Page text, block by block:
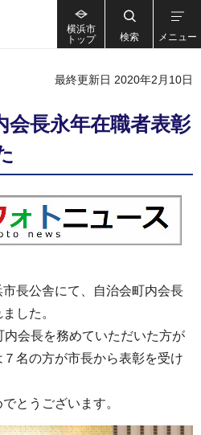
横浜市
トップ
検索 メニュー
最終更新日 2020年2月10日
会長永年在職者表彰
長公舎にて、自治会町内会長
した。
会長を務めていただいた方が
名の方が市長から表彰を受け
とうございます。